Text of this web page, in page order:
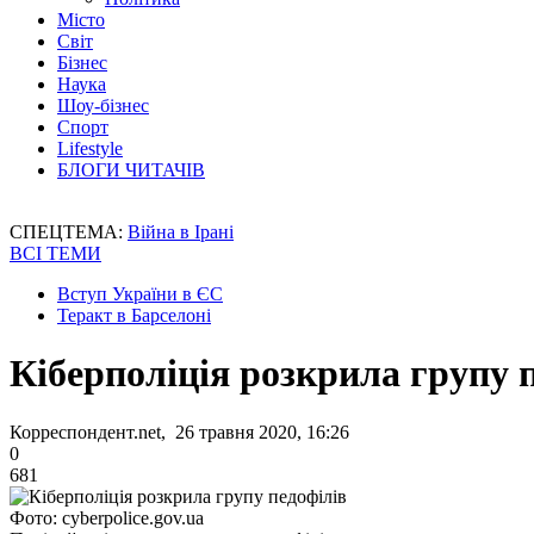
Місто
Світ
Бізнес
Наука
Шоу-бізнес
Спорт
Lifestyle
БЛОГИ ЧИТАЧІВ
СПЕЦТЕМА: Війна в Ірані
ВСІ ТЕМИ
Вступ України в ЄС
Теракт в Барселоні
Кіберполіція розкрила групу
Корреспондент.net, 26 травня 2020, 16:26
0
681
Фото: cyberpolice.gov.ua